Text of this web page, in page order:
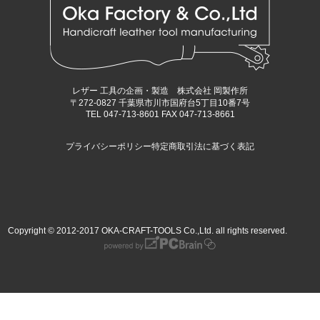
レザー 工具の企画・製造 株式会社 岡製作所
〒272-0827 千葉県市川市国府台5丁目10番7号
TEL 047-713-8601 FAX 047-713-8661
プライバシーポリシー特定商取引法に基づく表記
Copyright © 2012-2017 OKA-CRAFT-TOOLS Co.,Ltd. all rights reserved.